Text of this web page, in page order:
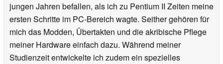
jungen Jahren befallen, als ich zu Pentium II Zeiten meine
ersten Schritte im PC-Bereich wagte. Seither gehören für
mich das Modden, Übertakten und die akribische Pflege
meiner Hardware einfach dazu. Während meiner
Studienzeit entwickelte ich zudem ein spezielles